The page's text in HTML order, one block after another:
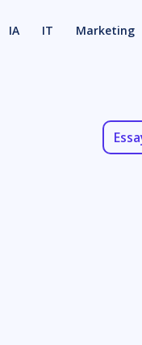
IA IT Marketing